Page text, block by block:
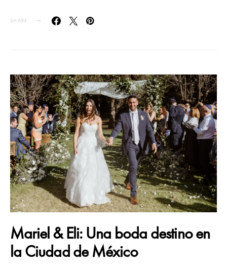
SHARE
Mariel & Eli: Una boda destino en
la Ciudad de México